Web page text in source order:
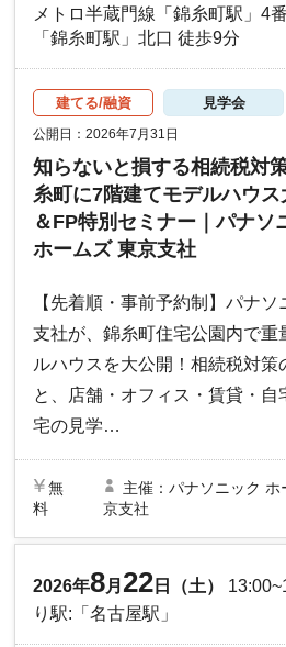
メトロ半蔵門線「錦糸町駅」4
「錦糸町駅」北口 徒歩9分
建てる/融資 見学会
公開日：2026年7月31日
知らないと損する相続税対
糸町に7階建てモデルハウス
＆FP特別セミナー｜パナソ
ホームズ 東京支社
【先着順・事前予約制】パナ
支社が、錦糸町住宅公園内で重
ルハウスを大公開！相続税対策
と、店舗・オフィス・賃貸・自
宅の見学…
無
料
主催：パナソニック
京支社
2026年8月 22 日（土）
り駅:「名古屋駅」